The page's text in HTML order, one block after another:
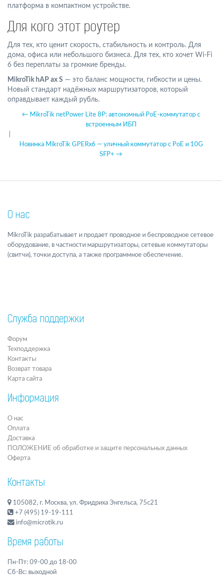
платформа в компактном устройстве.
Для кого этот роутер
Для тех, кто ценит скорость, стабильность и контроль. Для
дома, офиса или небольшого бизнеса. Для тех, кто хочет Wi-Fi
6 без переплаты за громкие бренды.
MikroTik hAP ax S — это баланс мощности, гибкости и цены.
Новый стандарт надёжных маршрутизаторов, который
оправдывает каждый рубль.
← MikroTik netPower Lite 8P: автономный PoE-коммутатор с
встроенным ИБП
Новинка MikroTik GPERx6 — уличный коммутатор с PoE и 10G
SFP+ →
О нас
MikroTik разрабатывает и продает проводное и беспроводное сетевое
оборудование, в частности маршрутизаторы, сетевые коммутаторы
(свитчи), точки доступа, а также программное обеспечение.
Служба поддержки
Форум
Техподдержка
Контакты
Возврат товара
Карта сайта
Информация
О нас
Оплата
Доставка
ПОЛОЖЕНИЕ об обработке и защите персональных данных
Оферта
Контакты
105082, г. Москва, ул. Фридриха Энгельса, 75с21
+7 (495) 19-19-111
info@microtik.ru
Время работы
Пн-Пт: 09-00 до 18-00
Сб-Вс: выходной